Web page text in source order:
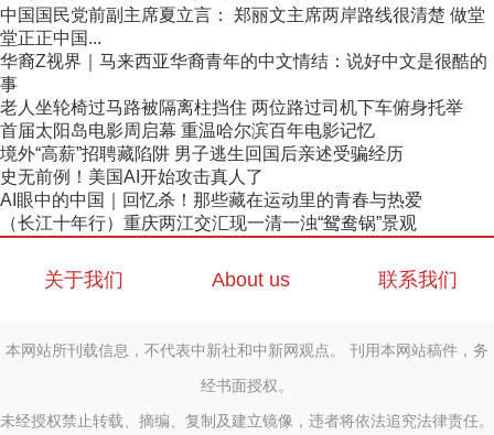
中国国民党前副主席夏立言： 郑丽文主席两岸路线很清楚 做堂
堂正正中国...
华裔Z视界｜马来西亚华裔青年的中文情结：说好中文是很酷的
事
老人坐轮椅过马路被隔离柱挡住 两位路过司机下车俯身托举
首届太阳岛电影周启幕 重温哈尔滨百年电影记忆
境外“高薪”招聘藏陷阱 男子逃生回国后亲述受骗经历
史无前例！美国AI开始攻击真人了
AI眼中的中国｜回忆杀！那些藏在运动里的青春与热爱
（长江十年行）重庆两江交汇现一清一浊“鸳鸯锅”景观
关于我们 About us 联系我们
本网站所刊载信息，不代表中新社和中新网观点。 刊用本网站稿件，务
经书面授权。
未经授权禁止转载、摘编、复制及建立镜像，违者将依法追究法律责任。